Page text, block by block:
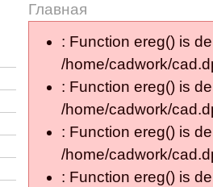
Главная
: Function ereg() is
/home/cadwork/
: Function ereg() is
/home/cadwork/
: Function ereg() is
/home/cadwork/
: Function ereg() is